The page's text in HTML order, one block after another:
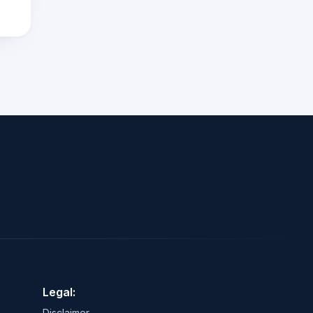
Legal: